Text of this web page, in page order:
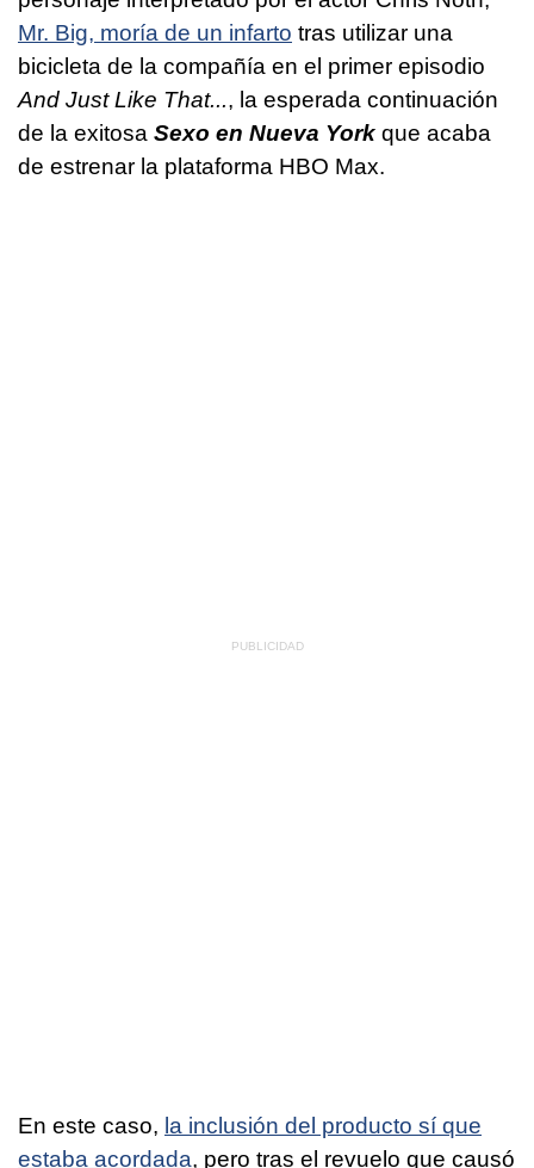
Mr. Big, moría de un infarto tras utilizar una
bicicleta de la compañía en el primer episodio
And Just Like That..., la esperada continuación
de la exitosa Sexo en Nueva York que acaba
de estrenar la plataforma HBO Max.
En este caso, la inclusión del producto sí que
estaba acordada, pero tras el revuelo que causó